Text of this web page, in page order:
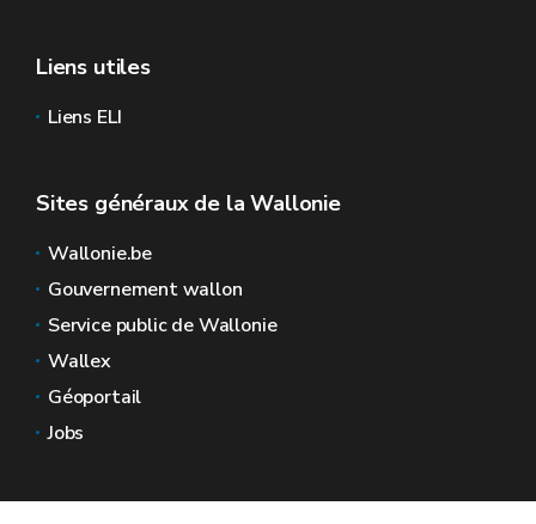
Liens utiles
Liens ELI
Sites généraux de la Wallonie
Wallonie.be
Gouvernement wallon
Service public de Wallonie
Wallex
Géoportail
Jobs